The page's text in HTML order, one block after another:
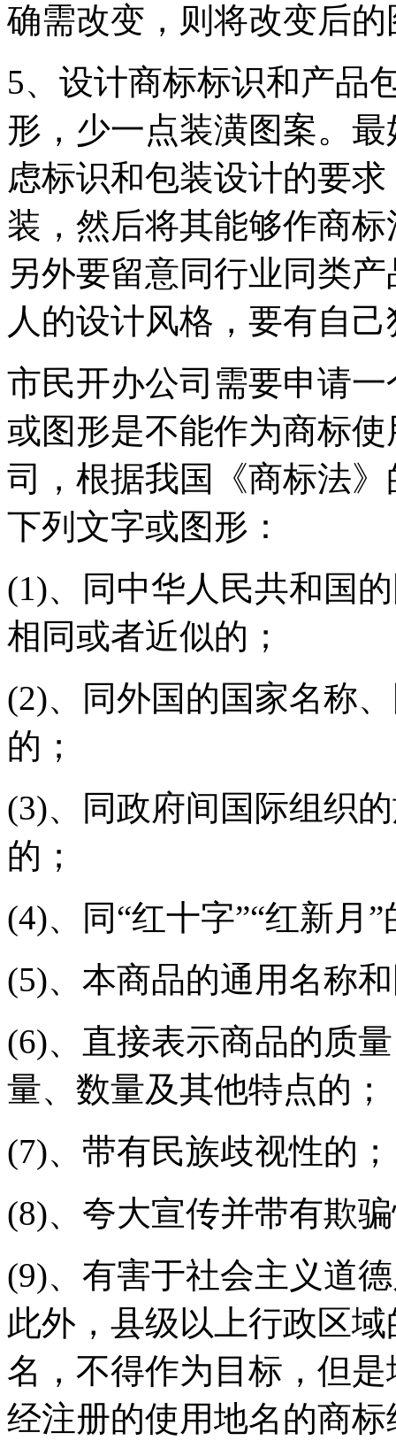
确需改变，则将改变后
5、设计商标标识和产品
形，少一点装潢图案。
虑标识和包装设计的要
装，然后将其能够作商
另外要留意同行业同类
人的设计风格，要有自
市民开办公司需要申请
或图形是不能作为商标
司，根据我国《商标法
下列文字或图形：
(1)、同中华人民共和国
相同或者近似的；
(2)、同外国的国家名称
的；
(3)、同政府间国际组织
的；
(4)、同“红十字”“红新月
(5)、本商品的通用名称
(6)、直接表示商品的质
量、数量及其他特点的；
(7)、带有民族歧视性的；
(8)、夸大宣传并带有欺
(9)、有害于社会主义道
此外，县级以上行政区
名，不得作为目标，但
经注册的使用地名的商